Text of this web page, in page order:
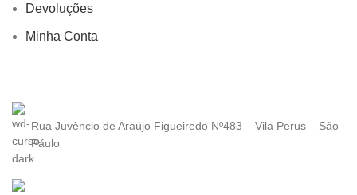
Devoluções
Minha Conta
Rua Juvêncio de Araújo Figueiredo Nº483 – Vila Perus – São
Paulo